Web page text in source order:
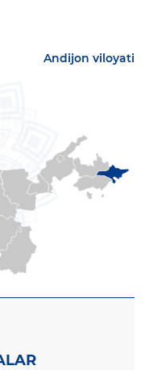
Andijon viloyati